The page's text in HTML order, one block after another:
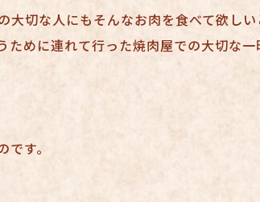
切な人にもそんなお肉を食べて欲しい
めに連れて行った焼肉屋での大切な
す。